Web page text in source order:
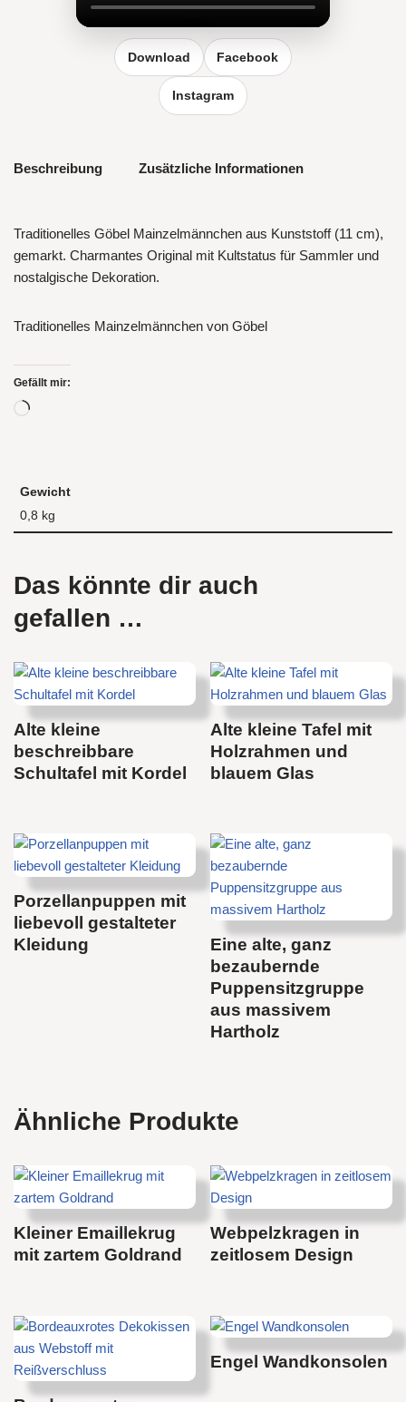
Reel vergrößern
Download Facebook
Instagram
Beschreibung Zusätzliche Informationen
Traditionelles Göbel Mainzelmännchen aus Kunststoff (11 cm),
gemarkt. Charmantes Original mit Kultstatus für Sammler und
nostalgische Dekoration.
Traditionelles Mainzelmännchen von Göbel
Gefällt mir:
Gewicht
0,8 kg
Das könnte dir auch
gefallen …
Alte kleine
beschreibbare
Schultafel mit Kordel
Alte kleine Tafel mit
Holzrahmen und
blauem Glas
Porzellanpuppen mit
liebevoll gestalteter
Kleidung
Eine alte, ganz
bezaubernde
Puppensitzgruppe
aus massivem
Hartholz
Ähnliche Produkte
Kleiner Emaillekrug
mit zartem Goldrand
Webpelzkragen in
zeitlosem Design
Engel Wandkonsolen